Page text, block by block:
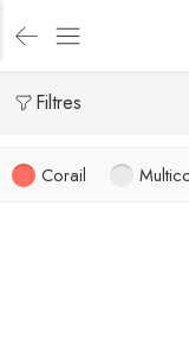
Filtres
Corail